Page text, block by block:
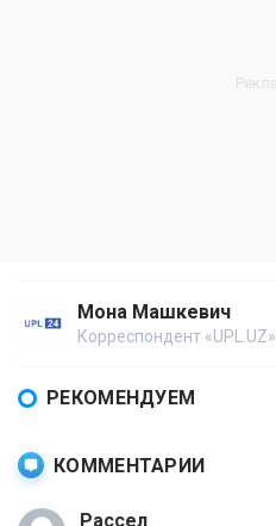
Мона Машкевич
Корреспондент «UPL.UZ»
РЕКОМЕНДУЕМ
КОММЕНТАРИИ
Рассел